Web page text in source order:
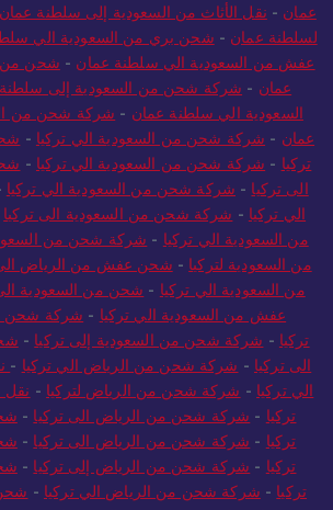
عمان - نقل الأثاث من السعودية إلى سلطنة عمان
لسلطنة عمان - شحن بري من السعودية الي
عفش من السعودية الي سلطنة عمان - شحن من
عمان - شركة شحن من السعودية إلى
السعودية الي سلطنة عمان - شركة شحن من
عمان - شركة شحن من السعودية الي تركيا -
تركيا - شركة شحن من السعودية الي تركيا -
الى تركيا - شركة شحن من السعودية الي تركيا
الي تركيا - شركة شحن من السعودية الى تركيا
من السعودية الي تركيا - شركة شحن من
من السعودية لتركيا - شحن عفش من الرياض الى
من السعودية الي تركيا - شحن من السعودية
عفش من السعودية الي تركيا - شركة شحن
تركيا - شركة شحن من السعودية إلى تركيا -
الى تركيا - شركة شحن من الرياض الي تركيا -
الي تركيا - شركة شحن من الرياض لتركيا -
تركيا - شركة شحن من الرياض الى تركيا -
تركيا - شركة شحن من الرياض الى تركيا -
تركيا - شركة شحن من الرياض إلى تركيا -
تركيا - شركة شحن من الرياض الي تركيا -